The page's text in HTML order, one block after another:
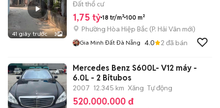
41 giây trước 3
Đất thổ cư
1,75 tỷ 18 tr/m² 100 m²
Phường Hòa Hiệp Bắc (P. Hải Vân mới)
Gia Minh Đất Đà Nẵng 4.0 2 đã bán
Mercedes Benz S600L- V12 máy -
6.0L - 2 Bitubos
2007 12.345 km Xăng Tự động
520.000.000 đ